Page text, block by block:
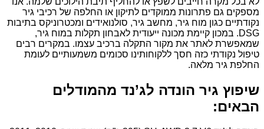
מספקים גם פתרונות ממוקדים לתיקון או החלפה של רכיבי גיר
נקודתיים כגון מוח גיר, מחשב גיר, סולנואידים ומכטרוניקס בתיבות
DSG. במכון קיימת מכונה ייעודית לאבחון תקלות במוח גיר,
שמאפשרת לאתר את מקור התקלה ברכיב עצמו. במקרים רבים
טיפול נקודתי כזה חסך ללקוחותינו סכומים משמעותיים לעומת
החלפת גיר מלאה.
שיפוץ גיר הונדה לג’נד מהמודלים
הבאים: